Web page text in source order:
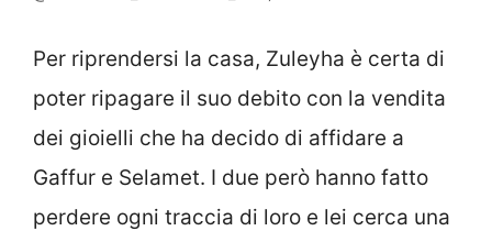
Per riprendersi la casa, Zuleyha è certa di
poter ripagare il suo debito con la vendita
dei gioielli che ha decido di affidare a
Gaffur e Selamet. I due però hanno fatto
perdere ogni traccia di loro e lei cerca una